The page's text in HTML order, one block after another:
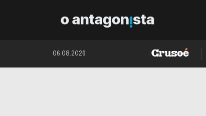
06.08.2026